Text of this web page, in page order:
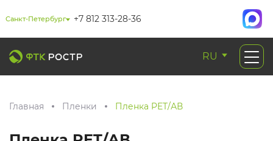
Санкт-Петербург +7 812 313-28-36
RU
Главная Пленки Пленка PET/АВ